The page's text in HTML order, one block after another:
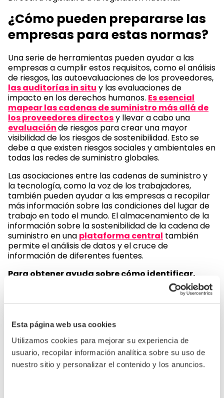
Esta página web usa cookies
Utilizamos cookies para mejorar su experiencia de
usuario, recopilar información analítica sobre su uso de
nuestro sitio y personalizar el contenido y los anuncios.
¿Cómo pueden prepararse las
empresas para estas normas?
Una serie de herramientas pueden ayudar a las
empresas a cumplir estos requisitos, como el análisis
de riesgos, las autoevaluaciones de los proveedores,
las auditorías in situ y las evaluaciones de
impacto en los derechos humanos. Es esencial
mapear las cadenas de suministro más allá de
los proveedores directosy llevar a cabo una
evaluaciónde riesgos para crear una mayor
visibilidad de los riesgos de sostenibilidad. Esto se
debe a que existen riesgos sociales y ambientales en
todas las redes de suministro globales.
Las asociaciones entre las cadenas de suministro y
la tecnología, como la voz de los trabajadores,
también pueden ayudar a las empresas a recopilar
más información sobre las condiciones del lugar de
trabajo en todo el mundo. El almacenamiento de la
información sobre la sostenibilidad de la cadena de
suministro en una plataforma central también
permite el análisis de datos y el cruce de
información de diferentes fuentes.
Para obtener ayuda sobre cómo identificar,
mitigar y abordar los riesgos ambientales y de
derechos humanos, comuníquese con el equipo
deexpertos en consultoríade Sedex.
Nuestra red global de 85,000+ empresas y 120,000
sitios de trabajo de proveedores puede ayudarlo a
crearuna mejor visibilidad globalde su cadena
de suministro.
Análisis de Sedex